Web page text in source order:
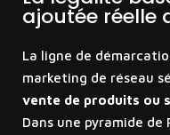
ajoutée réelle
La ligne de
marketing de réseau
vente de produits ou
Dans une pyramide de